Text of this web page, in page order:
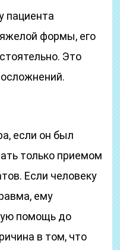
пациента
формы, его
Это
если он был
только приемом
Если человеку
ему
помощь до
в том, что